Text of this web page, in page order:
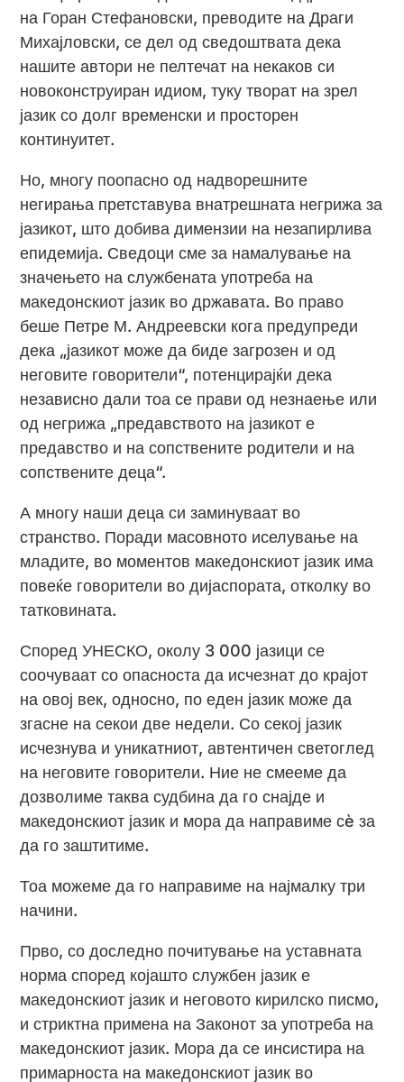
на Горан Стефановски, преводите на Драги
Михајловски, се дел од сведоштвата дека
нашите автори не пелтечат на некаков си
новоконструиран идиом, туку творат на зрел
јазик со долг временски и просторен
континуитет.
Но, многу поопасно од надворешните
негирања претставува внатрешната негрижа за
јазикот, што добива димензии на незапирлива
епидемија. Сведоци сме за намалување на
значењето на службената употреба на
македонскиот јазик во државата. Во право
беше Петре М. Андреевски кога предупреди
дека „јазикот може да биде загрозен и од
неговите говорители“, потенцирајќи дека
независно дали тоа се прави од незнаење или
од негрижа „предавството на јазикот е
предавство и на сопствените родители и на
сопствените деца“.
А многу наши деца си заминуваат во
странство. Поради масовното иселување на
младите, во моментов македонскиот јазик има
повеќе говорители во дијаспората, отколку во
татковината.
Според УНЕСКО, околу 3 000 јазици се
соочуваат со опасноста да исчезнат до крајот
на овој век, односно, по еден јазик може да
згасне на секои две недели. Со секој јазик
исчезнува и уникатниот, автентичен светоглед
на неговите говорители. Ние не смееме да
дозволиме таква судбина да го снајде и
македонскиот јазик и мора да направиме сè за
да го заштитиме.
Тоа можеме да го направиме на најмалку три
начини.
Прво, со доследно почитување на уставната
норма според којашто службен јазик е
македонскиот јазик и неговото кирилско писмо,
и стриктна примена на Законот за употреба на
македонскиот јазик. Мора да се инсистира на
примарноста на македонскиот јазик во